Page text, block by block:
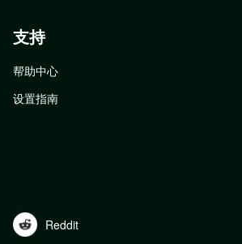
支持
帮助中心
设置指南
Reddit